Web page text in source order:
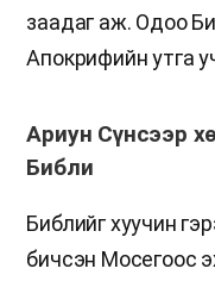
заадаг аж. Одоо
Апокрифийн утга
Ариун Сүнсээр
Библи
Библийг хуучин
бичсэн Мосегоос